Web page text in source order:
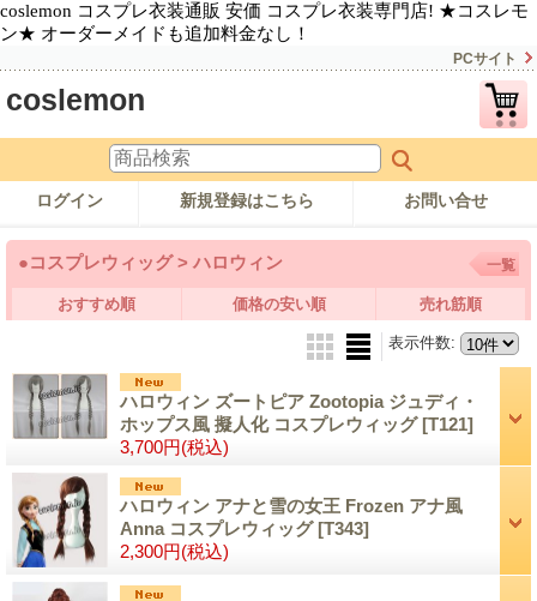
coslemon コスプレ衣装通販 安価 コスプレ衣装専門店! ★コスレモ
ン★ オーダーメイドも追加料金なし！
PCサイト
coslemon
ログイン 新規登録はこちら お問い合せ
●コスプレウィッグ > ハロウィン 一覧
おすすめ順 価格の安い順 売れ筋順
表示件数:
ハロウィン ズートピア Zootopia ジュディ・
ホップス風 擬人化 コスプレウィッグ[T121]
3,700円(税込)
ハロウィン アナと雪の女王 Frozen アナ風
Anna コスプレウィッグ[T343]
2,300円(税込)